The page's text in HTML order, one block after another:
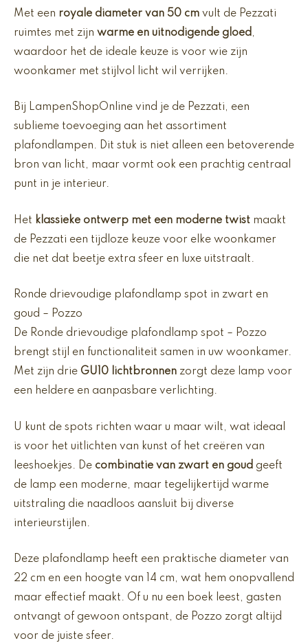
Met een royale diameter van 50 cm vult de Pezzati
ruimtes met zijn warme en uitnodigende gloed ,
waardoor het de ideale keuze is voor wie zijn
woonkamer met stijlvol licht wil verrijken.
Bij LampenShopOnline vind je de Pezzati, een
sublieme toevoeging aan het assortiment
plafondlampen. Dit stuk is niet alleen een betoverende
bron van licht, maar vormt ook een prachtig centraal
punt in je interieur.
Het klassieke ontwerp met een moderne twist maakt
de Pezzati een tijdloze keuze voor elke woonkamer
die net dat beetje extra sfeer en luxe uitstraalt.
Ronde drievoudige plafondlamp spot in zwart en
goud – Pozzo
De Ronde drievoudige plafondlamp spot – Pozzo
brengt stijl en functionaliteit samen in uw woonkamer.
Met zijn drie GU10 lichtbronnen zorgt deze lamp voor
een heldere en aanpasbare verlichting.
U kunt de spots richten waar u maar wilt, wat ideaal
is voor het uitlichten van kunst of het creëren van
leeshoekjes. De combinatie van zwart en goud geeft
de lamp een moderne, maar tegelijkertijd warme
uitstraling die naadloos aansluit bij diverse
interieurstijlen.
Deze plafondlamp heeft een praktische diameter van
22 cm en een hoogte van 14 cm, wat hem onopvallend
maar effectief maakt. Of u nu een boek leest, gasten
ontvangt of gewoon ontspant, de Pozzo zorgt altijd
voor de juiste sfeer.